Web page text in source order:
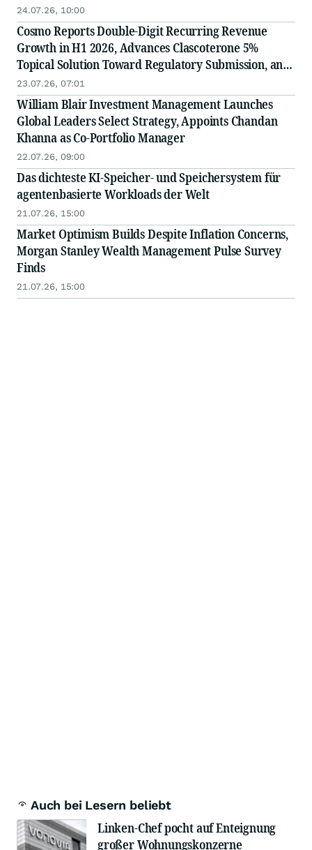
24.07.26, 10:00
Cosmo Reports Double-Digit Recurring Revenue
Growth in H1 2026, Advances Clascoterone 5%
Topical Solution Toward Regulatory Submission, and
Confirms Full-Year Guidance
23.07.26, 07:01
William Blair Investment Management Launches
Global Leaders Select Strategy, Appoints Chandan
Khanna as Co-Portfolio Manager
22.07.26, 09:00
Das dichteste KI-Speicher- und Speichersystem für
agentenbasierte Workloads der Welt
21.07.26, 15:00
Market Optimism Builds Despite Inflation Concerns,
Morgan Stanley Wealth Management Pulse Survey
Finds
21.07.26, 15:00
Auch bei Lesern beliebt
Linken-Chef pocht auf Enteignung
großer Wohnungskonzerne